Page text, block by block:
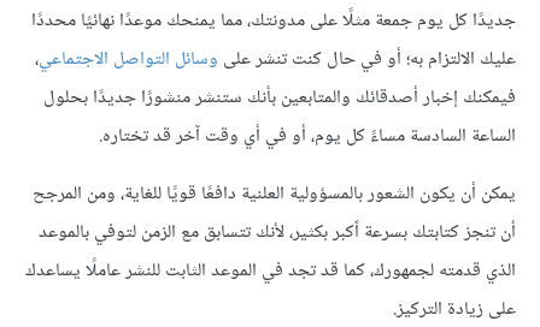
جديدًا كل يوم جمعة مثلًا على مدونتك، مما يمنحك موعدًا نهائيًا محددًا
عليك الالتزام به؛ أو في حال كنت تنشر على وسائل التواصل الاجتماعي،
فيمكنك إخبار أصدقائك والمتابعين بأنك ستنشر منشورًا جديدًا بحلول
الساعة السادسة مساءً كل يوم، أو في أي وقت آخر قد تختاره.
يمكن أن يكون الشعور بالمسؤولية العلنية دافعًا قويًا للغاية، ومن المرجح
أن تنجز كتابتك بسرعة ٱكبر بكثير، لأنك تتسابق مع الزمن لتوفي بالموعد
الذي قدمته لجمهورك، كما قد تجد في الموعد الثابت للنشر عاملًا يساعدك
على زيادة التركيز.